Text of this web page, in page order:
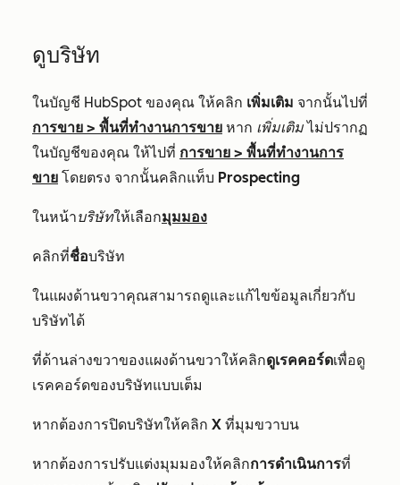
ดูบริษัท
ในบัญชี HubSpot ของคุณ ให้คลิก เพิ่มเติม จากนั้นไปที่
การขาย > พื้นที่ทำงานการขาย หาก เพิ่มเติมไม่ปรากฏ
ในบัญชีของคุณ ให้ไปที่ การขาย > พื้นที่ทำงานการ
ขาย โดยตรง จากนั้นคลิกแท็บ Prospecting
ในหน้าบริษัทให้เลือกมุมมอง
คลิกที่ชื่อบริษัท
ในแผงด้านขวาคุณสามารถดูและแก้ไขข้อมูลเกี่ยวกับ
บริษัทได้
ที่ด้านล่างขวาของแผงด้านขวาให้คลิกดูเรคคอร์ดเพื่อดู
เรคคอร์ดของบริษัทแบบเต็ม
หากต้องการปิดบริษัทให้คลิก X ที่มุมขวาบน
หากต้องการปรับแต่งมุมมองให้คลิกการดำเนินการที่